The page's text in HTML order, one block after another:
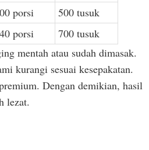
porsi
500 tusuk
porsi 700 tusuk
mentah atau sudah dimasak.
kurangi sesuai kesepakatan.
Dengan demikian, hasil
lezat.